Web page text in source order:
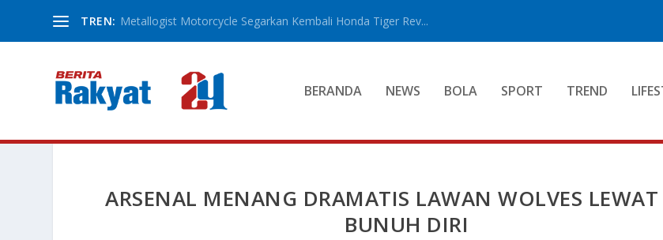
TREN: Metallogist Motorcycle Segarkan Kembali Honda Tiger Rev...
BERANDA NEWS BOLA SPORT TREND
ARSENAL MENANG DRAMATIS LAWAN WOLVES
BUNUH DIRI